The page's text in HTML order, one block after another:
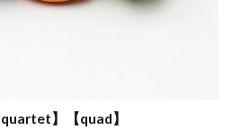
】【quad】